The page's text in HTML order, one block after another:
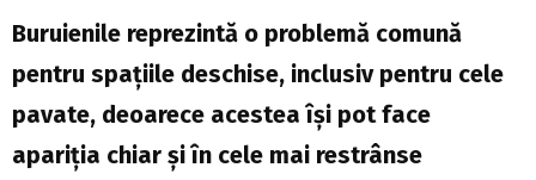
Buruienile reprezintă o problemă comună
pentru spațiile deschise, inclusiv pentru cele
pavate, deoarece acestea își pot face
apariția chiar și în cele mai restrânse